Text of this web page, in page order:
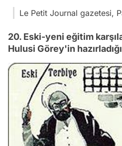
Le Petit Journal gazetesi,
20. Eski-yeni eğitim
Hulusi Görey'in